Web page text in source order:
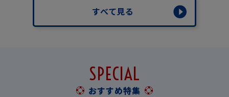
すべて見る
SPECIAL
おすすめ特集